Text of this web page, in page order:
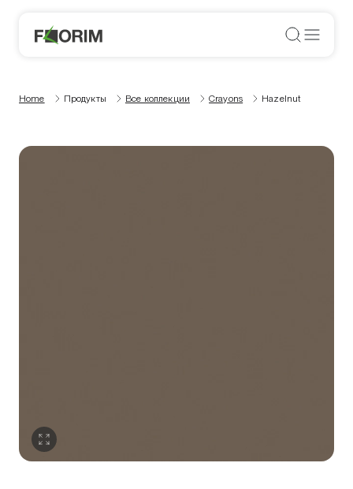
Home Продукты Все коллекции Crayons Hazelnut